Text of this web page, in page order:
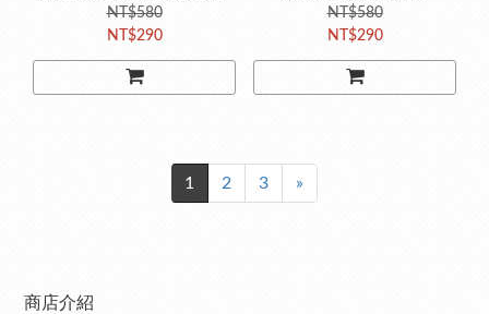
致短袖T恤
NT$580
NT$290
NT$580
NT$290
1 2 3 »
商店介紹